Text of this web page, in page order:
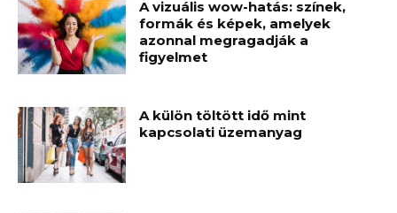
A vizuális wow-hatás: színek,
formák és képek, amelyek
azonnal megragadják a
figyelmet
A külön töltött idő mint
kapcsolati üzemanyag